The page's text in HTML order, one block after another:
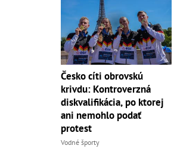
Česko cíti obrovskú
krivdu: Kontroverzná
diskvalifikácia, po ktorej
ani nemohlo podať
protest
Vodné športy